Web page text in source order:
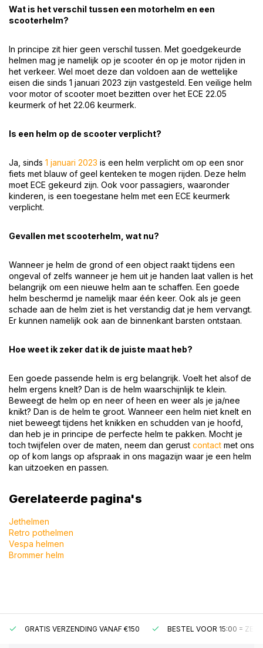
Wat is het verschil tussen een motorhelm en een
scooterhelm?
In principe zit hier geen verschil tussen. Met goedgekeurde
helmen mag je namelijk op je scooter én op je motor rijden in
het verkeer. Wel moet deze dan voldoen aan de wettelijke
eisen die sinds 1 januari 2023 zijn vastgesteld. Een veilige helm
voor motor of scooter moet bezitten over het ECE 22.05
keurmerk of het 22.06 keurmerk.
Is een helm op de scooter verplicht?
Ja, sinds 1 januari 2023 is een helm verplicht om op een snor
fiets met blauw of geel kenteken te mogen rijden. Deze helm
moet ECE gekeurd zijn. Ook voor passagiers, waaronder
kinderen, is een toegestane helm met een ECE keurmerk
verplicht.
Gevallen met scooterhelm, wat nu?
Wanneer je helm de grond of een object raakt tijdens een
ongeval of zelfs wanneer je hem uit je handen laat vallen is het
belangrijk om een nieuwe helm aan te schaffen. Een goede
helm beschermd je namelijk maar één keer. Ook als je geen
schade aan de helm ziet is het verstandig dat je hem vervangt.
Er kunnen namelijk ook aan de binnenkant barsten ontstaan.
Hoe weet ik zeker dat ik de juiste maat heb?
Een goede passende helm is erg belangrijk. Voelt het alsof de
helm ergens knelt? Dan is de helm waarschijnlijk te klein.
Beweegt de helm op en neer of heen en weer als je ja/nee
knikt? Dan is de helm te groot. Wanneer een helm niet knelt en
niet beweegt tijdens het knikken en schudden van je hoofd,
dan heb je in principe de perfecte helm te pakken. Mocht je
toch twijfelen over de maten, neem dan gerust contact met ons
op of kom langs op afspraak in ons magazijn waar je een helm
kan uitzoeken en passen.
Gerelateerde pagina's
Jethelmen
Retro pothelmen
Vespa helmen
Brommer helm
GRATIS VERZENDING VANAF €150 BESTEL VOOR 15:00 =